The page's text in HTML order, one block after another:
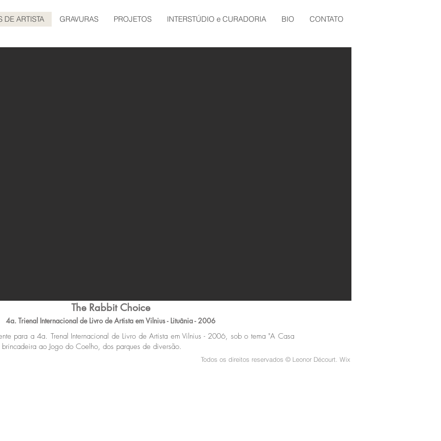
DE ARTISTA GRAVURAS PROJETOS INTERSTÚDIO e CURADORIA BIO CONTATO
The Rabbit Choice
4a. Trienal Internacional de Livro de Artista em Vilnius - Lituânia - 2006
para a 4a. Trenal Internacional de Livro de Artista em Vilnius - 2006, sob o tema "A Casa
ao Jogo do Coelho, dos parques de diversão.
Todos os direitos reservados © Leonor Décourt. Wix